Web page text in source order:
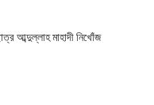
আব্দুল্লাহ মাহাদী নিখোঁজ